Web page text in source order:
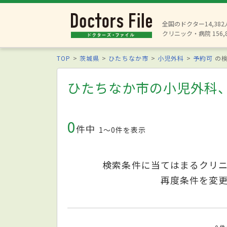
全国のドクター14,382
クリニック・病院
TOP 茨城県 ひたちなか市 小児外科 予約可 の
ひたちなか市の小児外科
0件中 1〜0件を表示
検索条件に当てはまるクリ
再度条件を変